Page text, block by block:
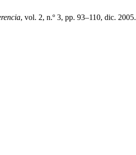
, vol. 2, n.º 3, pp. 93–110, dic. 2005.